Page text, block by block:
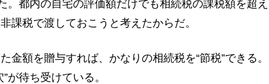
。都内の自宅の評価額だけでも相続税の課税額を超え
課税で渡しておこうと考えたからだ。
額を贈与すれば、かなりの相続税を“節税”できる。
が待ち受けている。